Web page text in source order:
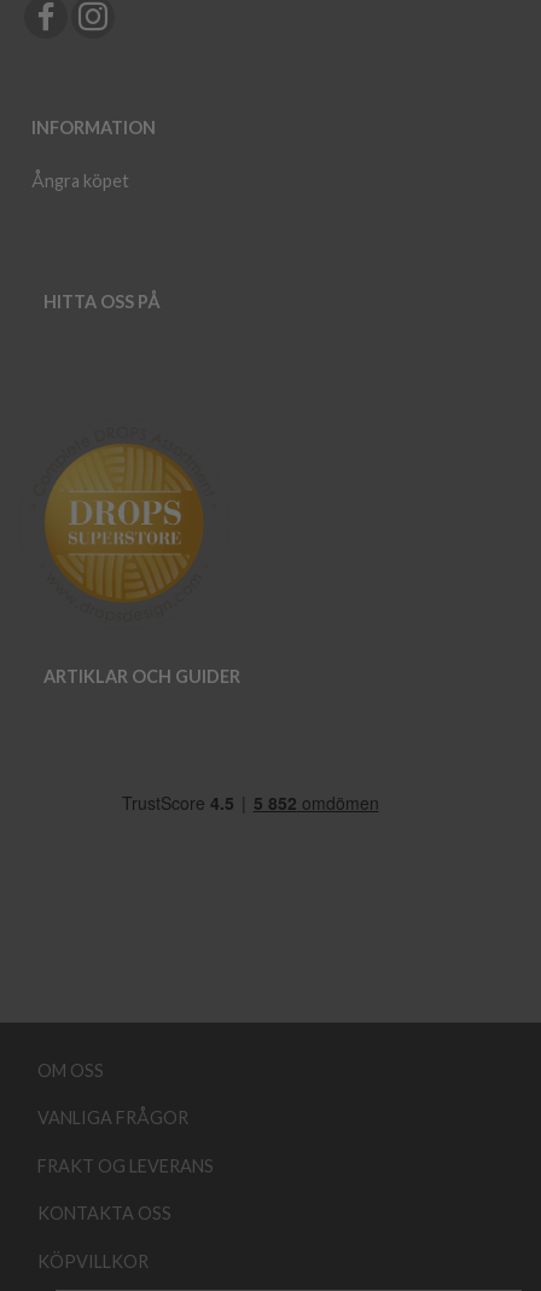
INFORMATION
Ångra köpet
HITTA OSS PÅ
ARTIKLAR OCH GUIDER
OM OSS
VANLIGA FRÅGOR
FRAKT OG LEVERANS
KONTAKTA OSS
KÖPVILLKOR